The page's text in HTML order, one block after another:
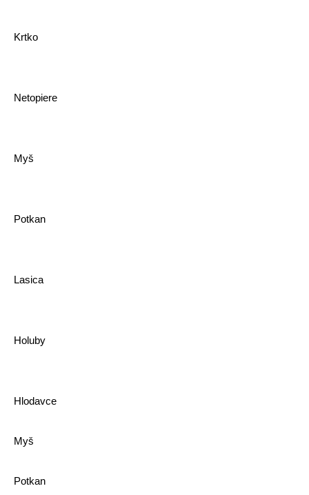
Krtko
Netopiere
Myš
Potkan
Lasica
Holuby
Hlodavce
Myš
Potkan